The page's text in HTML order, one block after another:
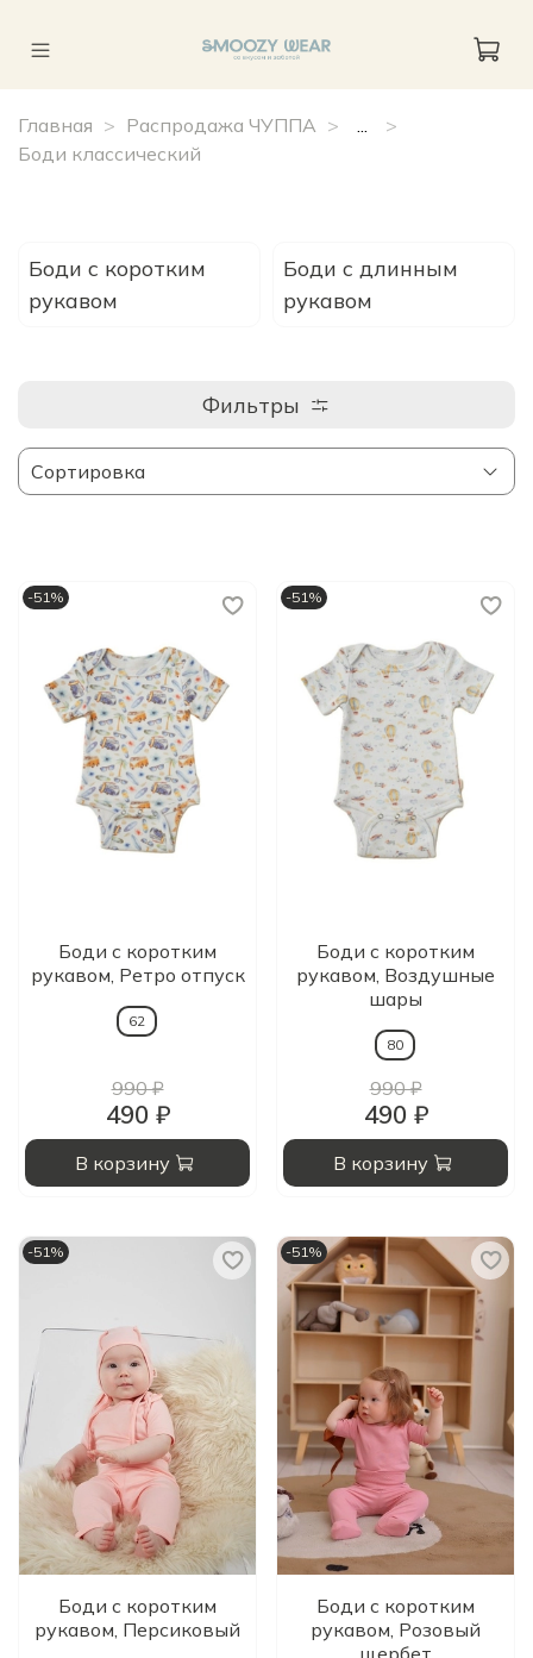
Главная Распродажа ЧУППА
Боди классический
Боди с коротким
рукавом
Боди с длинным
рукавом
Фильтры
-51%
Боди с коротким
рукавом, Ретро отпуск
62
990 ₽
490 ₽
В корзину
-51%
Боди с коротким
рукавом, Воздушные
шары
80
990 ₽
490 ₽
В корзину
-51%
Боди с коротким
рукавом, Персиковый
-51%
Боди с коротким
рукавом, Розовый